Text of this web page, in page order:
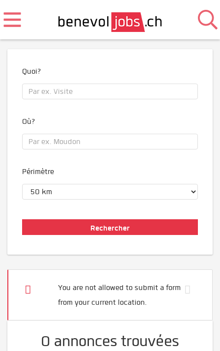
Quoi?
Où?
Périmètre
You are not allowed to submit a form
from your current location.
0 annonces trouvées